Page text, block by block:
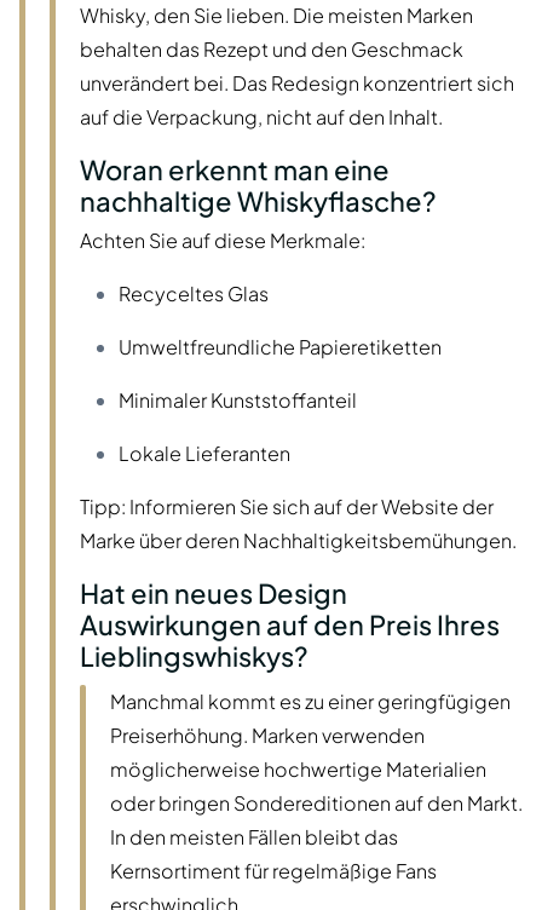
Whisky, den Sie lieben. Die meisten Marken
behalten das Rezept und den Geschmack
unverändert bei. Das Redesign konzentriert sich
auf die Verpackung, nicht auf den Inhalt.
Woran erkennt man eine
nachhaltige Whiskyflasche?
Achten Sie auf diese Merkmale:
Recyceltes Glas
Umweltfreundliche Papieretiketten
Minimaler Kunststoffanteil
Lokale Lieferanten
Tipp: Informieren Sie sich auf der Website der
Marke über deren Nachhaltigkeitsbemühungen.
Hat ein neues Design
Auswirkungen auf den Preis Ihres
Lieblingswhiskys?
Manchmal kommt es zu einer geringfügigen
Preiserhöhung. Marken verwenden
möglicherweise hochwertige Materialien
oder bringen Sondereditionen auf den Markt.
In den meisten Fällen bleibt das
Kernsortiment für regelmäßige Fans
erschwinglich.